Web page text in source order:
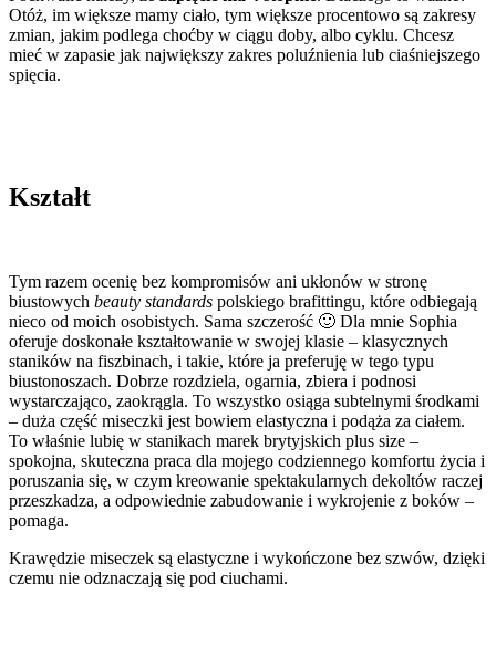
Otóż, im większe mamy ciało, tym większe procentowo są zakresy
zmian, jakim podlega choćby w ciągu doby, albo cyklu. Chcesz
mieć w zapasie jak największy zakres poluźnienia lub ciaśniejszego
spięcia.
Kształt
Tym razem ocenię bez kompromisów ani ukłonów w stronę
biustowych beauty standards polskiego brafittingu, które odbiegają
nieco od moich osobistych. Sama szczerość 🙂 Dla mnie Sophia
oferuje doskonałe kształtowanie w swojej klasie – klasycznych
staników na fiszbinach, i takie, które ja preferuję w tego typu
biustonoszach. Dobrze rozdziela, ogarnia, zbiera i podnosi
wystarczająco, zaokrągla. To wszystko osiąga subtelnymi środkami
– duża część miseczki jest bowiem elastyczna i podąża za ciałem.
To właśnie lubię w stanikach marek brytyjskich plus size –
spokojna, skuteczna praca dla mojego codziennego komfortu życia i
poruszania się, w czym kreowanie spektakularnych dekoltów raczej
przeszkadza, a odpowiednie zabudowanie i wykrojenie z boków –
pomaga.
Krawędzie miseczek są elastyczne i wykończone bez szwów, dzięki
czemu nie odznaczają się pod ciuchami.